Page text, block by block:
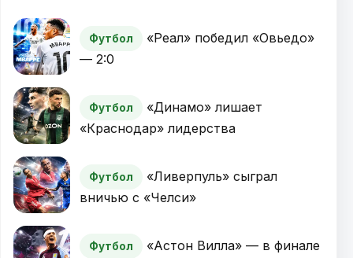
Футбол
«Реал» победил «Овьедо»
— 2:0
Футбол
«Динамо» лишает
«Краснодар» лидерства
Футбол
«Ливерпуль» сыграл
вничью с «Челси»
Футбол
«Астон Вилла» — в финале